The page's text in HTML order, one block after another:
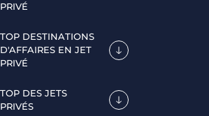
PRIVÉ
TOP DESTINATIONS
D'AFFAIRES EN JET
PRIVÉ
TOP DES JETS
PRIVÉS